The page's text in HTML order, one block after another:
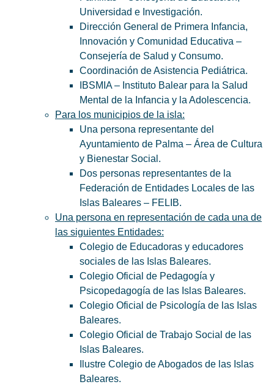
Universidad e Investigación.
Dirección General de Primera Infancia,
Innovación y Comunidad Educativa –
Consejería de Salud y Consumo.
Coordinación de Asistencia Pediátrica.
IBSMIA – Instituto Balear para la Salud
Mental de la Infancia y la Adolescencia.
Para los municipios de la isla:
Una persona representante del
Ayuntamiento de Palma – Área de Cultura
y Bienestar Social.
Dos personas representantes de la
Federación de Entidades Locales de las
Islas Baleares – FELIB.
Una persona en representación de cada una de
las siguientes Entidades:
Colegio de Educadoras y educadores
sociales de las Islas Baleares.
Colegio Oficial de Pedagogía y
Psicopedagogía de las Islas Baleares.
Colegio Oficial de Psicología de las Islas
Baleares.
Colegio Oficial de Trabajo Social de las
Islas Baleares.
Ilustre Colegio de Abogados de las Islas
Baleares.